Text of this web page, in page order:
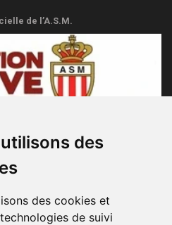
des
des cookies et
de suivi
de l’A.S.M.